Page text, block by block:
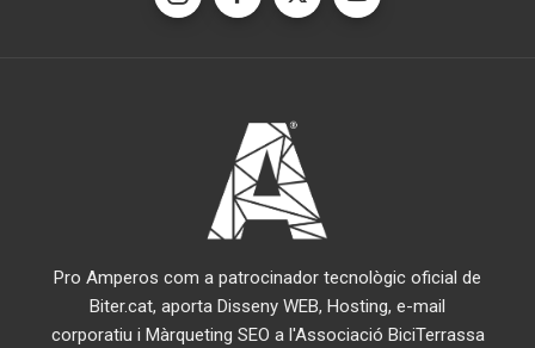
Pro Amperos com a patrocinador tecnològic oficial de
Biter.cat, aporta Disseny WEB, Hosting, e-mail
corporatiu i Màrqueting SEO a l'Associació BiciTerrassa